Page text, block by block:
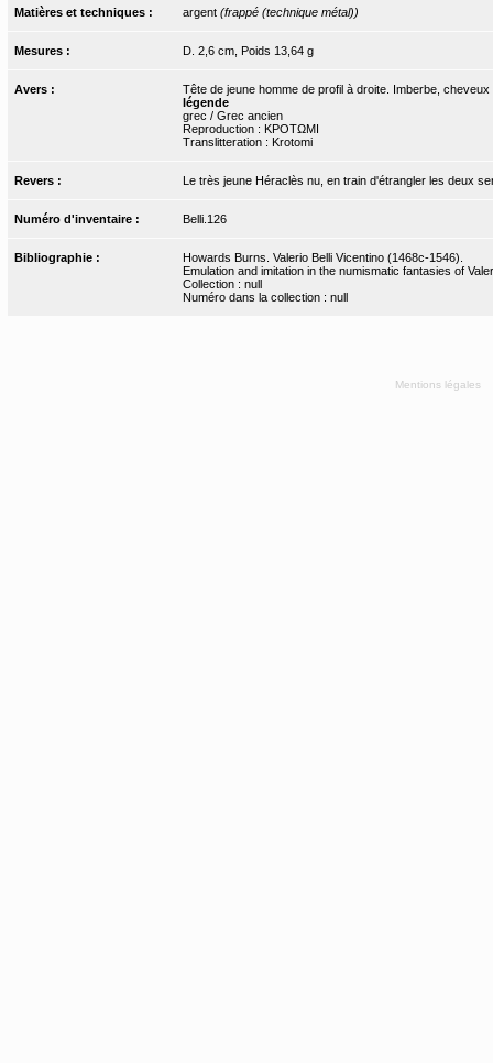
Matières et techniques : argent (frappé (technique métal))
Mesures : D. 2,6 cm, Poids 13,64 g
Avers :
Tête de jeune homme de profil à droite. Imberbe,
légende
grec / Grec ancien
Reproduction : ΚΡΟΤΩΜΙ
Translitteration : Krotomi
Revers : Le très jeune Héraclès nu, en train d'étrangler les deux
Numéro d'inventaire : Belli.126
Bibliographie :
Howards Burns. Valerio Belli Vicentino (1468c-1546).
Emulation and imitation in the numismatic fantasies of
Collection : null
Numéro dans la collection : null
Mentions légales